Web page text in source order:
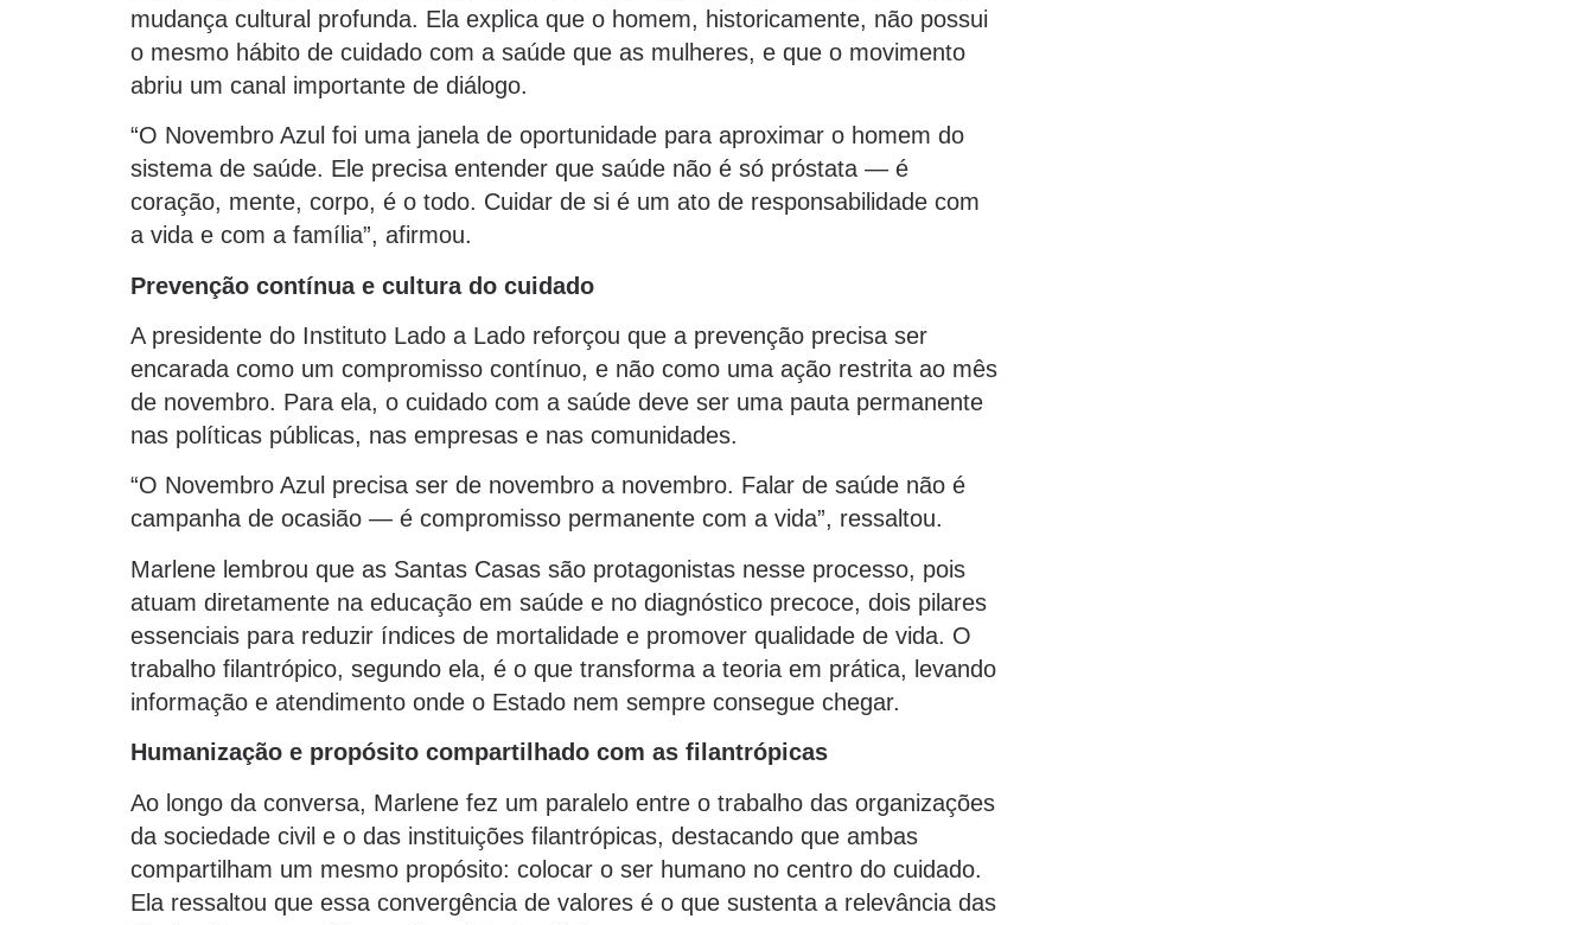
mudança cultural profunda. Ela explica que o homem, historicamente, não possui
o mesmo hábito de cuidado com a saúde que as mulheres, e que o movimento
abriu um canal importante de diálogo.
“O Novembro Azul foi uma janela de oportunidade para aproximar o homem do
sistema de saúde. Ele precisa entender que saúde não é só próstata — é
coração, mente, corpo, é o todo. Cuidar de si é um ato de responsabilidade com
a vida e com a família”, afirmou.
Prevenção contínua e cultura do cuidado
A presidente do Instituto Lado a Lado reforçou que a prevenção precisa ser
encarada como um compromisso contínuo, e não como uma ação restrita ao mês
de novembro. Para ela, o cuidado com a saúde deve ser uma pauta permanente
nas políticas públicas, nas empresas e nas comunidades.
“O Novembro Azul precisa ser de novembro a novembro. Falar de saúde não é
campanha de ocasião — é compromisso permanente com a vida”, ressaltou.
Marlene lembrou que as Santas Casas são protagonistas nesse processo, pois
atuam diretamente na educação em saúde e no diagnóstico precoce, dois pilares
essenciais para reduzir índices de mortalidade e promover qualidade de vida. O
trabalho filantrópico, segundo ela, é o que transforma a teoria em prática, levando
informação e atendimento onde o Estado nem sempre consegue chegar.
Humanização e propósito compartilhado com as filantrópicas
Ao longo da conversa, Marlene fez um paralelo entre o trabalho das organizações
da sociedade civil e o das instituições filantrópicas, destacando que ambas
compartilham um mesmo propósito: colocar o ser humano no centro do cuidado.
Ela ressaltou que essa convergência de valores é o que sustenta a relevância das